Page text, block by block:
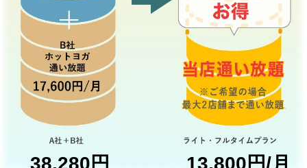
38,280円 13,800円/月